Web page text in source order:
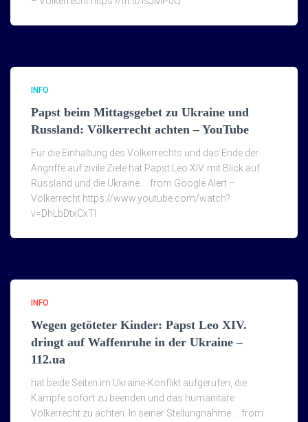
INFO
Papst beim Mittagsgebet zu Ukraine und
Russland: Völkerrecht achten – YouTube
Für die Einhaltung des Völkerrechts und das Ende der
Angriffe auf zivile Ziele hat Papst Leo XIV. mit Blick auf
Russland und die Ukraine … from Google Alert –
Völkerrecht https://www.youtube.com/watch?
v=DhLbDtxCxTI
INFO
Wegen getöteter Kinder: Papst Leo XIV.
dringt auf Waffenruhe in der Ukraine –
112.ua
hat beide Seiten im Ukraine-Konflikt aufgerufen, die
Kämpfe sofort zu beenden und das humanitäre
Völkerrecht zu achten. In seiner Stellungnahme … from